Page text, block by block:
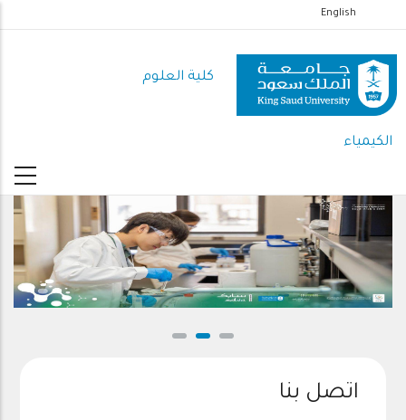
إلى
المحتوى
الرئيسي
English
كلية العلوم
الكيمياء
اتصل بنا